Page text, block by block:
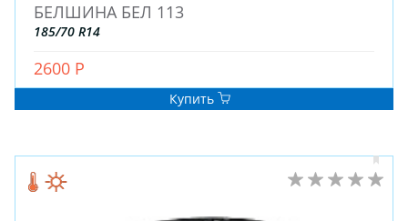
БЕЛШИНА БЕЛ 113
185/70 R14
2600 Р
Купить